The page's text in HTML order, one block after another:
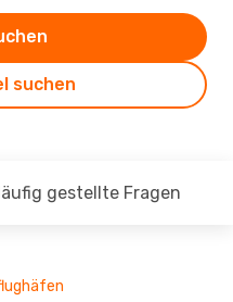
suchen
gestellte Fragen